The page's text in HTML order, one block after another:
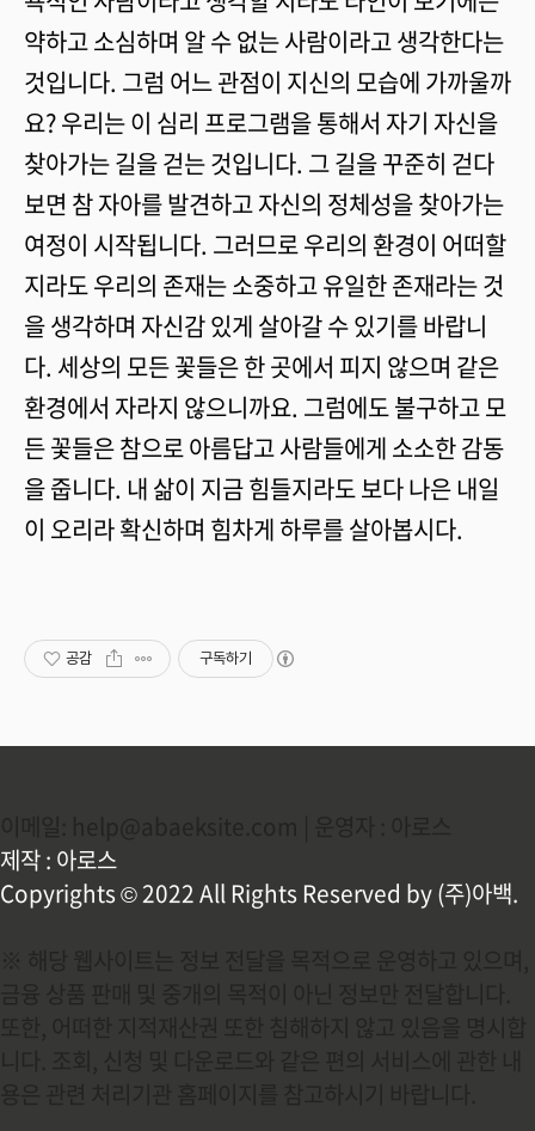
약하고 소심하며 알 수 없는 사람이라고 생각한다는
것입니다. 그럼 어느 관점이 지신의 모습에 가까울까
요? 우리는 이 심리 프로그램을 통해서 자기 자신을
찾아가는 길을 걷는 것입니다. 그 길을 꾸준히 걷다
보면 참 자아를 발견하고 자신의 정체성을 찾아가는
여정이 시작됩니다. 그러므로 우리의 환경이 어떠할
지라도 우리의 존재는 소중하고 유일한 존재라는 것
을 생각하며 자신감 있게 살아갈 수 있기를 바랍니
다. 세상의 모든 꽃들은 한 곳에서 피지 않으며 같은
환경에서 자라지 않으니까요. 그럼에도 불구하고 모
든 꽃들은 참으로 아름답고 사람들에게 소소한 감동
을 줍니다. 내 삶이 지금 힘들지라도 보다 나은 내일
이 오리라 확신하며 힘차게 하루를 살아봅시다.
공감 구독하기
제작 : 아로스
Copyrights © 2022 All Rights Reserved by (주)아백.